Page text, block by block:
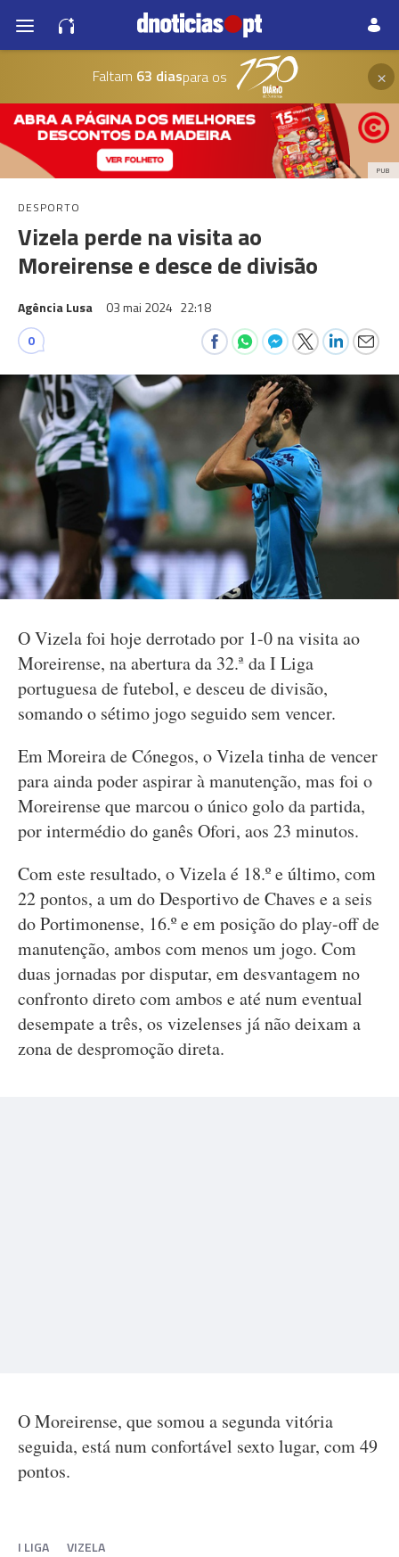
Faltam 63 diaspara os ×
PUB
DESPORTO
Vizela perde na visita ao
Moreirense e desce de divisão
Agência Lusa 03 mai 2024 22:18
0
O Vizela foi hoje derrotado por 1-0 na visita ao
Moreirense, na abertura da 32.ª da I Liga
portuguesa de futebol, e desceu de divisão,
somando o sétimo jogo seguido sem vencer.
Em Moreira de Cónegos, o Vizela tinha de vencer
para ainda poder aspirar à manutenção, mas foi o
Moreirense que marcou o único golo da partida,
por intermédio do ganês Ofori, aos 23 minutos.
Com este resultado, o Vizela é 18.º e último, com
22 pontos, a um do Desportivo de Chaves e a seis
do Portimonense, 16.º e em posição do play-off de
manutenção, ambos com menos um jogo. Com
duas jornadas por disputar, em desvantagem no
confronto direto com ambos e até num eventual
desempate a três, os vizelenses já não deixam a
zona de despromoção direta.
O Moreirense, que somou a segunda vitória
seguida, está num confortável sexto lugar, com 49
pontos.
I LIGA VIZELA